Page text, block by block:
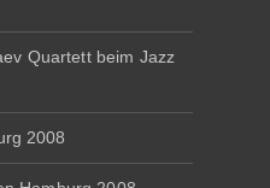
Quartett beim Jazz
2008